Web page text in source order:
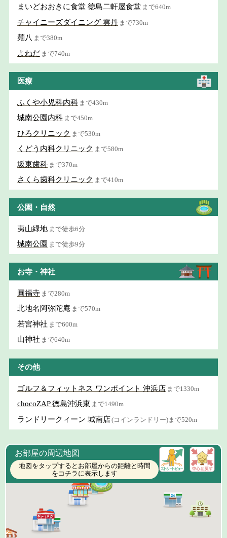
まいどおおきに食堂 徳島二軒屋食堂 まで640m
チャイニーズダイニング 雲丹 まで730m
麺八 まで380m
よねだ まで740m
医療
ふくや小児科内科 まで430m
城南公園内科 まで450m
ひろクリニック まで530m
くどう内科クリニック まで580m
坂東歯科 まで370m
さくら歯科クリニック まで410m
公園・自然
夷山緑地 まで徒歩6分
城南公園 まで徒歩9分
お寺・神社
圓福寺 まで280m
北地名阿弥陀庵 まで570m
若宮神社 まで600m
山神社 まで640m
その他
ゴルフ＆フィットネス ワンポイント 沖浜店 まで1330m
chocoZAP 徳島沖浜東 まで1490m
ランドリークィーン 城南店(コインランドリー)まで520m
お部屋の周辺地図
地図をタップするとお部屋からの距離と時間
をコチラに表示します